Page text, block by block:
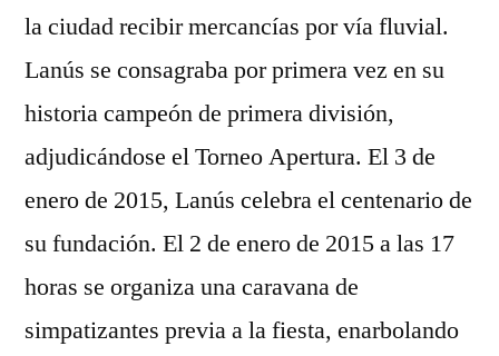
la ciudad recibir mercancías por vía fluvial.
Lanús se consagraba por primera vez en su
historia campeón de primera división,
adjudicándose el Torneo Apertura. El 3 de
enero de 2015, Lanús celebra el centenario de
su fundación. El 2 de enero de 2015 a las 17
horas se organiza una caravana de
simpatizantes previa a la fiesta, enarbolando